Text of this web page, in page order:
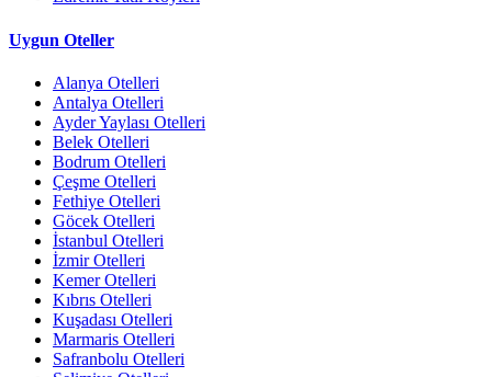
Uygun Oteller
Alanya Otelleri
Antalya Otelleri
Ayder Yaylası Otelleri
Belek Otelleri
Bodrum Otelleri
Çeşme Otelleri
Fethiye Otelleri
Göcek Otelleri
İstanbul Otelleri
İzmir Otelleri
Kemer Otelleri
Kıbrıs Otelleri
Kuşadası Otelleri
Marmaris Otelleri
Safranbolu Otelleri